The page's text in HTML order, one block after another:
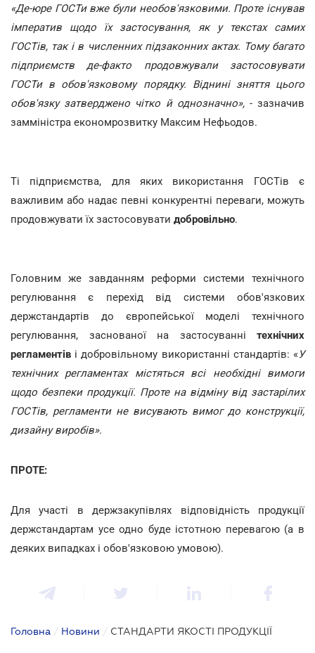
«Де-юре ГОСТи вже були необов'язковими. Проте існував
імператив щодо їх застосування, як у текстах самих
ГОСТів, так і в численних підзаконних актах. Тому багато
підприємств де-факто продовжували застосовувати
ГОСТи в обов'язковому порядку. Віднині зняття цього
обов'язку затверджено чітко й однозначно»,- зазначив
замміністра економрозвитку Максим Нефьодов.
Ті підприємства, для яких використання ГОСТів є
важливим або надає певні конкурентні переваги, можуть
продовжувати їх застосовувати добровільно.
Головним же завданням реформи системи технічного
регулювання є перехід від системи обов'язкових
держстандартів до європейської моделі технічного
регулювання, заснованої на застосуванні технічних
регламентів і добровільному використанні стандартів: «У
технічних регламентах містяться всі необхідні вимоги
щодо безпеки продукції. Проте на відміну від застарілих
ГОСТів, регламенти не висувають вимог до конструкції,
дизайну виробів».
ПРОТЕ:
Для участі в держзакупівлях відповідність продукції
держстандартам усе одно буде істотною перевагою (а в
деяких випадках і обов'язковою умовою).
Головна / Новини / СТАНДАРТИ ЯКОСТІ ПРОДУКЦІЇ